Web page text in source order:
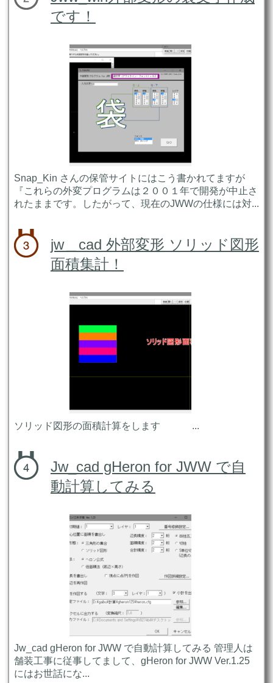
です！
Snap_Kin さんの保管サイトにはこう書かれてますが
『これらの外変プログラムは２００１年で開発が中止さ
れたままです。したがって、現在のJWWの仕様には対...
jw＿cad 外部変形 ソリッド図形
面積集計！
ソリッド図形の面積計算をします ...
Jw_cad gHeron for JWW で自
動計算してみる
Jw_cad gHeron for JWW で自動計算してみる 管理人は
舗装工事に従事してまして、gHeron for JWW Ver.1.25
にはお世話にな...